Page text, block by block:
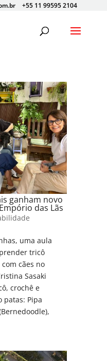
+55 11 99595 2104
ganham novo
das Lãs
uma aula
tricô
cães no
Sasaki
crochê e
patas: Pipa